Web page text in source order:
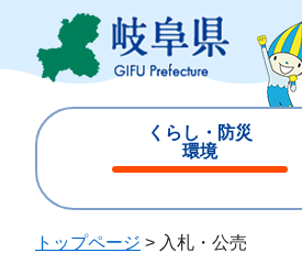
ジ
ュ
くらし・防災
環境
じ
トップページ > 入札・公売